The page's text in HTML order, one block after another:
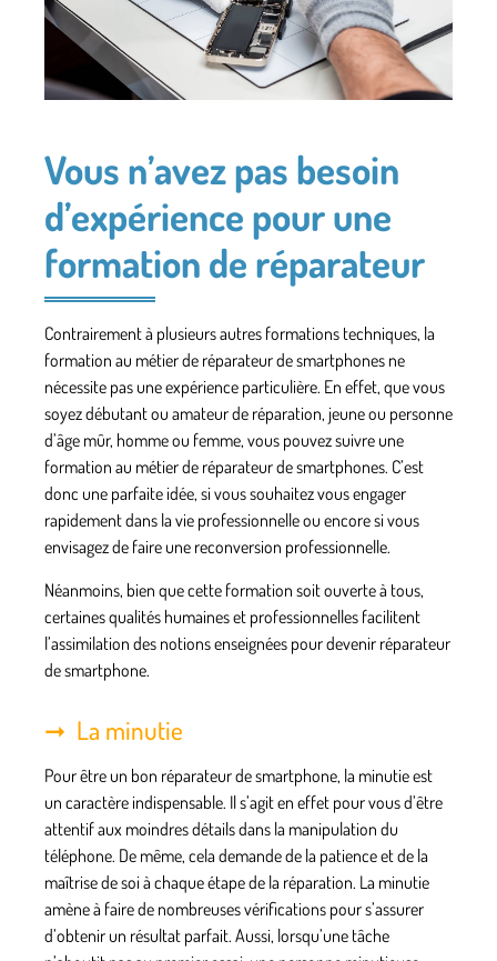
Vous n’avez pas besoin
d’expérience pour une
formation de réparateur
Contrairement à plusieurs autres formations techniques, la
formation au métier de réparateur de smartphones ne
nécessite pas une expérience particulière. En effet, que vous
soyez débutant ou amateur de réparation, jeune ou personne
d’âge mûr, homme ou femme, vous pouvez suivre une
formation au métier de réparateur de smartphones. C’est
donc une parfaite idée, si vous souhaitez vous engager
rapidement dans la vie professionnelle ou encore si vous
envisagez de faire une reconversion professionnelle.
Néanmoins, bien que cette formation soit ouverte à tous,
certaines qualités humaines et professionnelles facilitent
l’assimilation des notions enseignées pour devenir réparateur
de smartphone.
La minutie
Pour être un bon réparateur de smartphone, la minutie est
un caractère indispensable. Il s’agit en effet pour vous d’être
attentif aux moindres détails dans la manipulation du
téléphone. De même, cela demande de la patience et de la
maîtrise de soi à chaque étape de la réparation. La minutie
amène à faire de nombreuses vérifications pour s’assurer
d’obtenir un résultat parfait. Aussi, lorsqu’une tâche